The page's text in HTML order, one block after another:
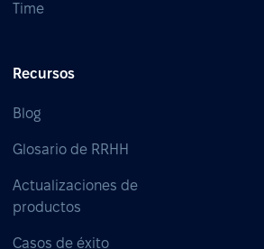
Time
Recursos
Blog
Glosario de RRHH
Actualizaciones de
productos
Casos de éxito